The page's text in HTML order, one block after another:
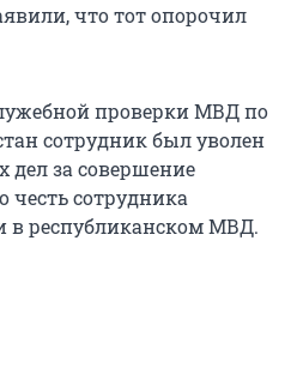
что тот опорочил
проверки МВД по
сотрудник был уволен
дел за совершение
честь сотрудника
в республиканском МВД.